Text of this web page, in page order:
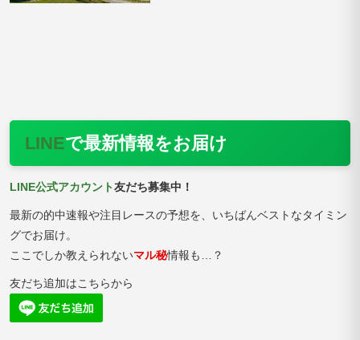
LINEで最新情報をお届け
LINE公式アカウント友だち募集中！
最新の的中速報や注目レースの予想を、いちばんベストなタイミン
グでお届け。
ここでしか教えられないマル秘情報も…？
友だち追加はこちらから